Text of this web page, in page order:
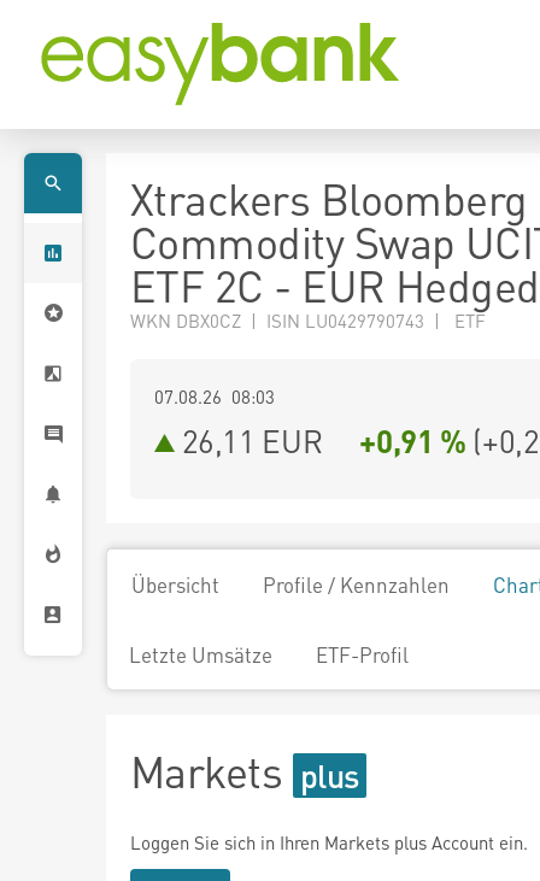
Xtrackers Bloomberg
Commodity Swap
ETF 2C - EUR Hedged
WKN DBX0CZ | ISIN LU0429790743 | ETF
07.08.26 08:03
26,11 EUR +0,91 % (
Übersicht Profile / Kennzahlen
Letzte Umsätze ETF-Profil
Markets
Loggen Sie sich in Ihren Markets plus Account ein.